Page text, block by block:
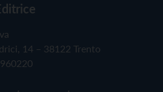
14 – 38122 Trento